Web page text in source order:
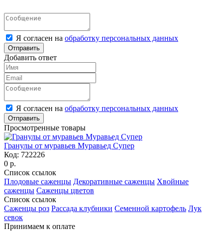
Я согласен на обработку персональных данных
Отправить
Добавить ответ
Я согласен на обработку персональных данных
Отправить
Просмотренные товары
Гранулы от муравьев Муравьед Супер
Код: 722226
0 р.
Список ссылок
Плодовые саженцы Декоративные саженцы Хвойные
саженцы Саженцы цветов
Список ссылок
Саженцы роз Рассада клубники Семенной картофель Лук
севок
Принимаем к оплате